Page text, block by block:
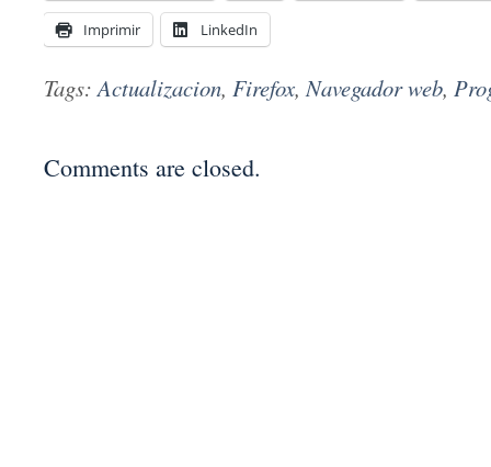
Imprimir LinkedIn
Tags:Actualizacion, Firefox,Navegador web,
Comments are closed.